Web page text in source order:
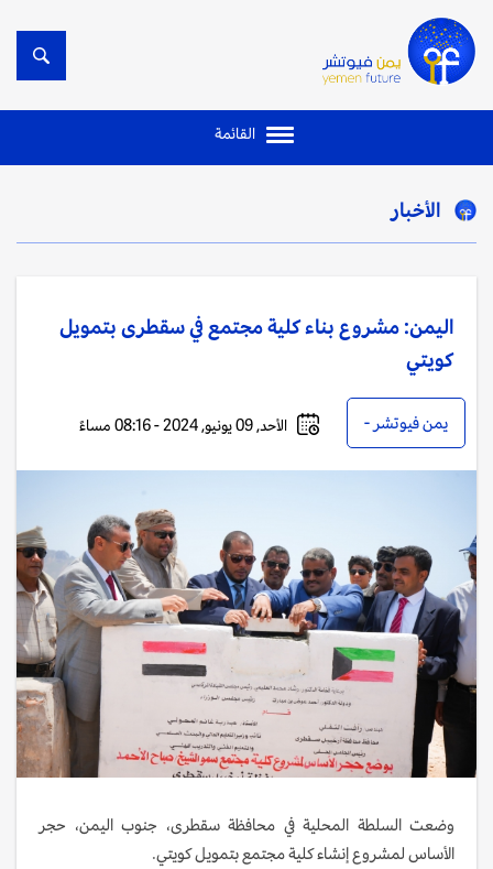
القائمة
الأخبار
اليمن: مشروع بناء كلية مجتمع في سقطرى بتمويل
كويتي
يمن فيوتشر - الأحد, 09 يونيو, 2024 - 08:16 مساءً
وضعت السلطة المحلية في محافظة سقطرى، جنوب اليمن، حجر
الأساس لمشروع إنشاء كلية مجتمع بتمويل كويتي.